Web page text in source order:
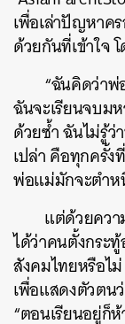
เพื่อเล่าปัญหาค
ด้วยกันที่เข้าใจ
“ฉันคิดว่าพ่
ฉันจะเรียนจบม
ด้วยซ้ำ ฉันไม่รู้ว่
เปล่า คือทุกครั้
พ่อแม่มักจะตำห
แต่ด้วยควา
ได้ว่าคนตั้งกระ
สังคมไทยหรือไ
เพื่อแสดงตัวตน
“ตอนเรียนอยู่ก็